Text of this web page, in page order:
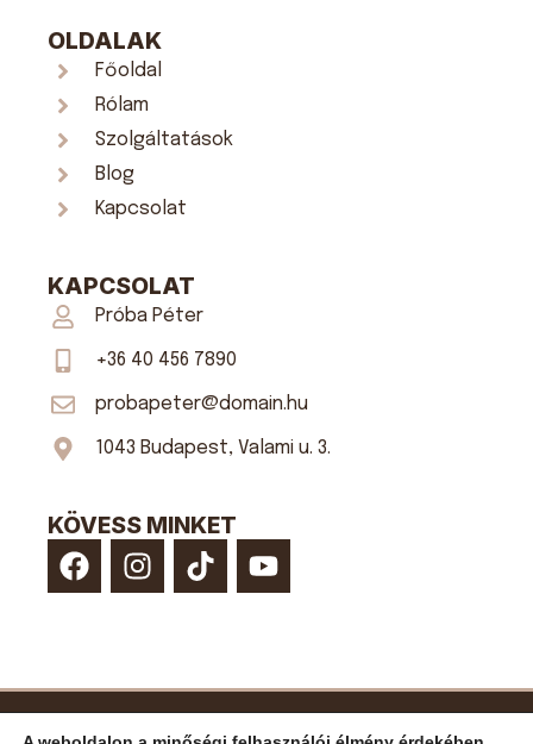
OLDALAK
Főoldal
Rólam
Szolgáltatások
Blog
Kapcsolat
KAPCSOLAT
Próba Péter
+36 40 456 7890
probapeter@domain.hu
1043 Budapest, Valami u. 3.
KÖVESS MINKET
2023 © Minden jog fenntartva!